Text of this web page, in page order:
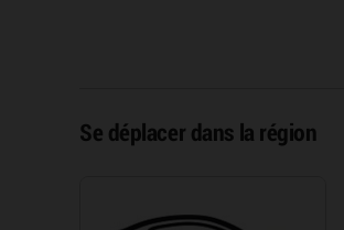
Se déplacer dans la région